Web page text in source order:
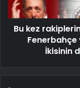
Bu kez
İkisinin